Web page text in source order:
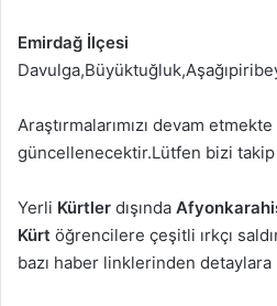
Emirdağ İlçesi
Araştırmalarımızı devam etmekte
güncellenecektir.Lütfen bizi
Yerli Kürtler dışında
Kürt öğrencilere çeşitli ırkçı
bazı haber linklerinden